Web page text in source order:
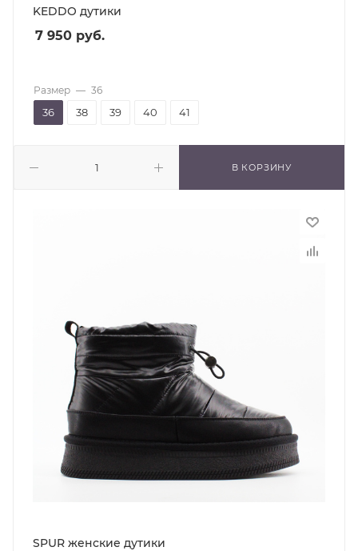
KEDDO дутики
7 950 руб.
В КОРЗИНУ
Размер — 36
36 38 39 40 41
SPUR женские дутики